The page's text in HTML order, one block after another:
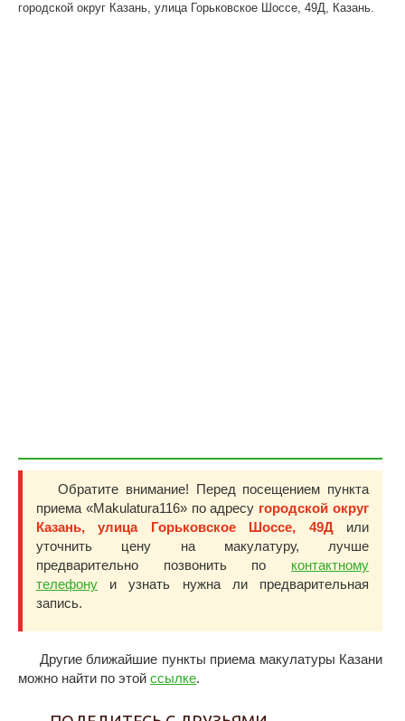
городской округ Казань, улица Горьковское Шоссе, 49Д, Казань.
Обратите внимание! Перед посещением пункта
приема «Makulatura116» по адресу городской округ
Казань, улица Горьковское Шоссе, 49Дили
уточнить цену на макулатуру, лучше
предварительно позвонить по контактному
телефону и узнать нужна ли предварительная
запись.
Другие ближайшие пункты приема макулатуры Казани
можно найти по этой ссылке.